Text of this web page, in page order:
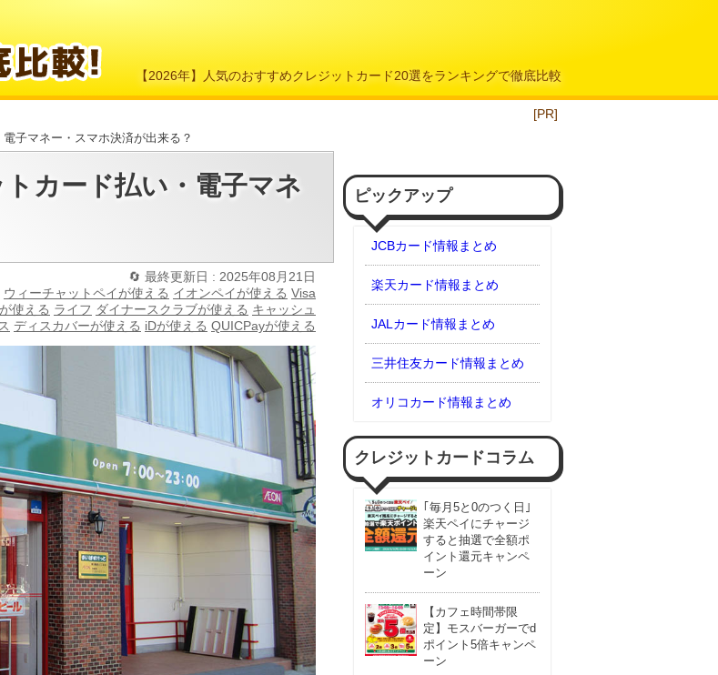
【2026年】人気のおすすめクレジットカード20選をランキングで徹底比較
[PR]
子マネー・スマホ決済が出来る？
カード払い・電子マネ
最終更新日 : 2025年08月21日
ウィーチャットペイが使える イオンペイが使える Visa
使える ライフ ダイナースクラブが使える キャッシュ
ディスカバーが使える iDが使える QUICPayが使える
ピックアップ
JCBカード情報まとめ
楽天カード情報まとめ
JALカード情報まとめ
三井住友カード情報まとめ
オリコカード情報まとめ
クレジットカードコラム
｢毎月5と0のつく日｣
楽天ペイにチャージ
すると抽選で全額ポ
イント還元キャンペ
ーン
【カフェ時間帯限
定】モスバーガーでd
ポイント5倍キャンペ
ーン